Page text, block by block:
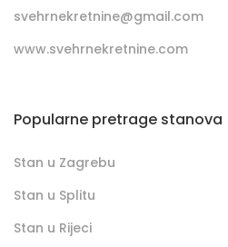
svehrnekretnine@gmail.com
www.svehrnekretnine.com
Popularne pretrage stanova
Stan u Zagrebu
Stan u Splitu
Stan u Rijeci